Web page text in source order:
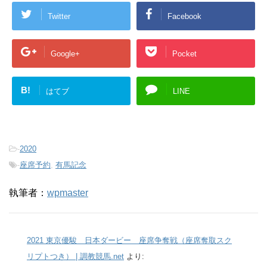
Twitter Facebook
Google+ Pocket
B! はてブ LINE
-2020
-座席予約, 有馬記念
執筆者： wpmaster
2021 東京優駿 日本ダービー 座席争奪戦（座席奪取スク
リプトつき） | 調教競馬.net より: